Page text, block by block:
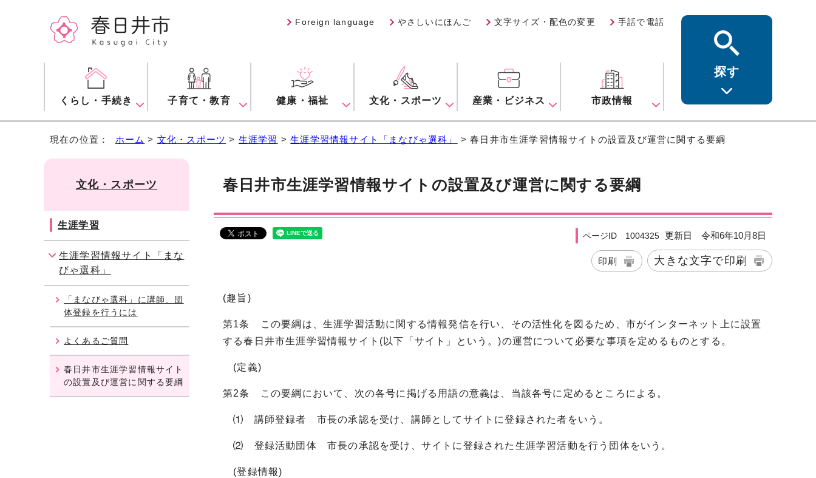
Foreign language やさしいにほんご 文字サイズ・配色の変更 手話で電話
くらし・手続き 子育て・教育 健康・福祉 文化・スポーツ 産業・ビジネス 市政情報
探す
現在の位置： ホーム > 文化・スポーツ > 生涯学習 >生涯学習情報サイト「まなびゃ選科」 > 春日井市生涯学習情報サイトの設置及び運営に関する要綱
春日井市生涯学習情報サイトの設置及び運営に関する要綱
ページID 1004325 更新日 令和6年10月8日
印刷 大きな文字で印刷
(趣旨)
第1条 この要綱は、生涯学習活動に関する情報発信を行い、その活性化を図るため、市がインターネット上に設置
する春日井市生涯学習情報サイト(以下「サイト」という。)の運営について必要な事項を定めるものとする。
(定義)
第2条 この要綱において、次の各号に掲げる用語の意義は、当該各号に定めるところによる。
⑴ 講師登録者 市長の承認を受け、講師としてサイトに登録された者をいう。
⑵ 登録活動団体 市長の承認を受け、サイトに登録された生涯学習活動を行う団体をいう。
(登録情報)
文化・スポーツ
生涯学習
生涯学習情報サイト「まな
びゃ選科」
「まなびゃ選科」に講師、団
体登録を行うには
よくあるご質問
春日井市生涯学習情報サイト
の設置及び運営に関する要綱